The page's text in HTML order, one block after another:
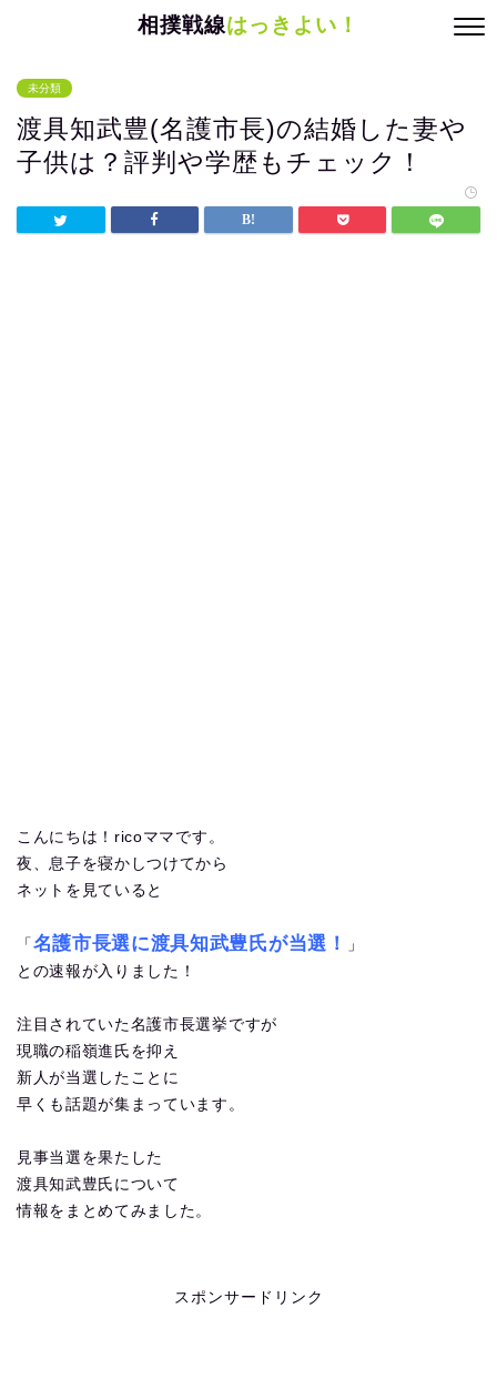
相撲戦線はっきよい！
未分類
渡具知武豊(名護市長)の結婚した妻や
子供は？評判や学歴もチェック！
こんにちは！ricoママです。
夜、息子を寝かしつけてから
ネットを見ていると
「 名護市長選に渡具知武豊氏が当選！
」
との速報が入りました！
注目されていた名護市長選挙ですが
現職の稲嶺進氏を抑え
新人が当選したことに
早くも話題が集まっています。
見事当選を果たした
渡具知武豊氏について
情報をまとめてみました。
スポンサードリンク